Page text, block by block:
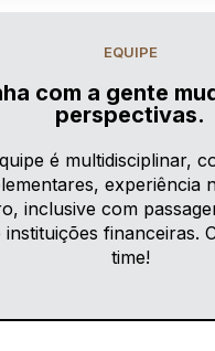
EQUIPE
com a gente
perspectivas.
é multidisciplinar,
experiência
inclusive com
instituições financeiras.
time!